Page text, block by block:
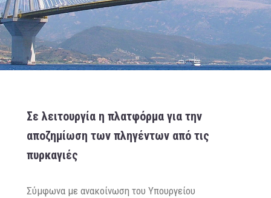
Σε λειτουργία η πλατφόρμα για την
αποζημίωση των πληγέντων από τις
πυρκαγιές
Σύμφωνα με ανακοίνωση του Υπουργείου